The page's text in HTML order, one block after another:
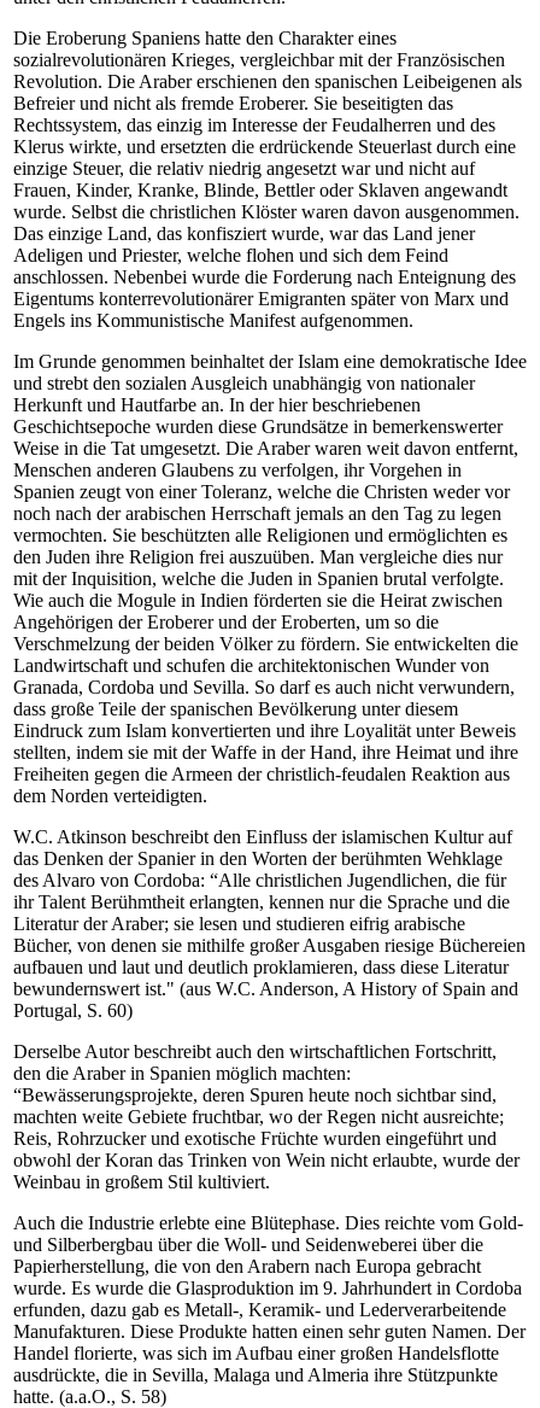
Die Eroberung Spaniens hatte den Charakter eines
sozialrevolutionären Krieges, vergleichbar mit der Französischen
Revolution. Die Araber erschienen den spanischen Leibeigenen als
Befreier und nicht als fremde Eroberer. Sie beseitigten das
Rechtssystem, das einzig im Interesse der Feudalherren und des
Klerus wirkte, und ersetzten die erdrückende Steuerlast durch eine
einzige Steuer, die relativ niedrig angesetzt war und nicht auf
Frauen, Kinder, Kranke, Blinde, Bettler oder Sklaven angewandt
wurde. Selbst die christlichen Klöster waren davon ausgenommen.
Das einzige Land, das konfisziert wurde, war das Land jener
Adeligen und Priester, welche flohen und sich dem Feind
anschlossen. Nebenbei wurde die Forderung nach Enteignung des
Eigentums konterrevolutionärer Emigranten später von Marx und
Engels ins Kommunistische Manifest aufgenommen.
Im Grunde genommen beinhaltet der Islam eine demokratische Idee
und strebt den sozialen Ausgleich unabhängig von nationaler
Herkunft und Hautfarbe an. In der hier beschriebenen
Geschichtsepoche wurden diese Grundsätze in bemerkenswerter
Weise in die Tat umgesetzt. Die Araber waren weit davon entfernt,
Menschen anderen Glaubens zu verfolgen, ihr Vorgehen in
Spanien zeugt von einer Toleranz, welche die Christen weder vor
noch nach der arabischen Herrschaft jemals an den Tag zu legen
vermochten. Sie beschützten alle Religionen und ermöglichten es
den Juden ihre Religion frei auszuüben. Man vergleiche dies nur
mit der Inquisition, welche die Juden in Spanien brutal verfolgte.
Wie auch die Mogule in Indien förderten sie die Heirat zwischen
Angehörigen der Eroberer und der Eroberten, um so die
Verschmelzung der beiden Völker zu fördern. Sie entwickelten die
Landwirtschaft und schufen die architektonischen Wunder von
Granada, Cordoba und Sevilla. So darf es auch nicht verwundern,
dass große Teile der spanischen Bevölkerung unter diesem
Eindruck zum Islam konvertierten und ihre Loyalität unter Beweis
stellten, indem sie mit der Waffe in der Hand, ihre Heimat und ihre
Freiheiten gegen die Armeen der christlich-feudalen Reaktion aus
dem Norden verteidigten.
W.C. Atkinson beschreibt den Einfluss der islamischen Kultur auf
das Denken der Spanier in den Worten der berühmten Wehklage
des Alvaro von Cordoba: “Alle christlichen Jugendlichen, die für
ihr Talent Berühmtheit erlangten, kennen nur die Sprache und die
Literatur der Araber; sie lesen und studieren eifrig arabische
Bücher, von denen sie mithilfe großer Ausgaben riesige Büchereien
aufbauen und laut und deutlich proklamieren, dass diese Literatur
bewundernswert ist." (aus W.C. Anderson, A History of Spain and
Portugal, S. 60)
Derselbe Autor beschreibt auch den wirtschaftlichen Fortschritt,
den die Araber in Spanien möglich machten:
“Bewässerungsprojekte, deren Spuren heute noch sichtbar sind,
machten weite Gebiete fruchtbar, wo der Regen nicht ausreichte;
Reis, Rohrzucker und exotische Früchte wurden eingeführt und
obwohl der Koran das Trinken von Wein nicht erlaubte, wurde der
Weinbau in großem Stil kultiviert.
Auch die Industrie erlebte eine Blütephase. Dies reichte vom Gold-
und Silberbergbau über die Woll- und Seidenweberei über die
Papierherstellung, die von den Arabern nach Europa gebracht
wurde. Es wurde die Glasproduktion im 9. Jahrhundert in Cordoba
erfunden, dazu gab es Metall-, Keramik- und Lederverarbeitende
Manufakturen. Diese Produkte hatten einen sehr guten Namen. Der
Handel florierte, was sich im Aufbau einer großen Handelsflotte
ausdrückte, die in Sevilla, Malaga und Almeria ihre Stützpunkte
hatte. (a.a.O., S. 58)